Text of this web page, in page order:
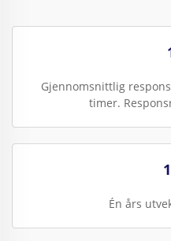
Gjennomsnittlig
timer.
Én års